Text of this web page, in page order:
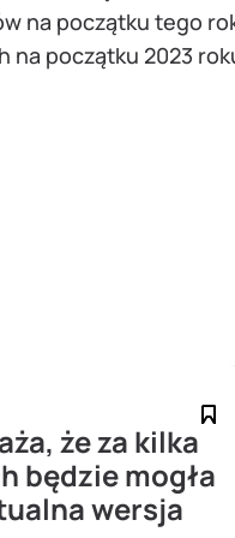
na początku tego
na początku 2023
że za kilka
będzie mogła
wersja